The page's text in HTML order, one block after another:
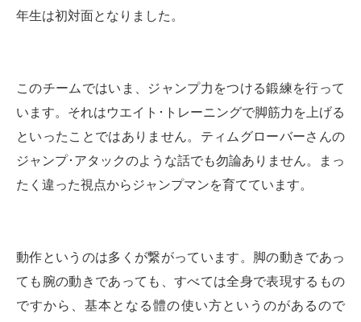
年生は初対面となりました。
このチームではいま、ジャンプ力をつける鍛練を行って
います。それはウエイト･トレーニングで脚筋力を上げる
といったことではありません。ティムグローバーさんの
ジャンプ･アタックのような話でも勿論ありません。まっ
たく違った視点からジャンプマンを育てています。
動作というのは多くが繋がっています。脚の動きであっ
ても腕の動きであっても、すべては全身で表現するもの
ですから、基本となる體の使い方というのがあるので